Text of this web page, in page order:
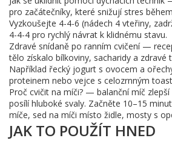
pro začátečníky, které snižují stres
Vyzkoušejte 4-4-6 (nádech 4 vteřiny,
4-4-4 pro rychlý návrat k klidnému stavu.
Zdravé snídaně po ranním cvičení —
tělo získalo bílkoviny, sacharidy a zdravé
Například řecký jogurt s ovocem a
proteinem nebo vejce s celozrnným
Proč cvičit na míči? — balanční míč
posílí hluboké svaly. Začněte 10–15
míče, sed na míči místo židle, mosty s
JAK TO POUŽÍT HNED